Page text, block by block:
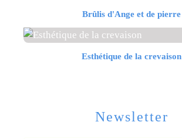
Brûlis d'Ange et de pierre
Esthétique de la crevaison
Newsletter